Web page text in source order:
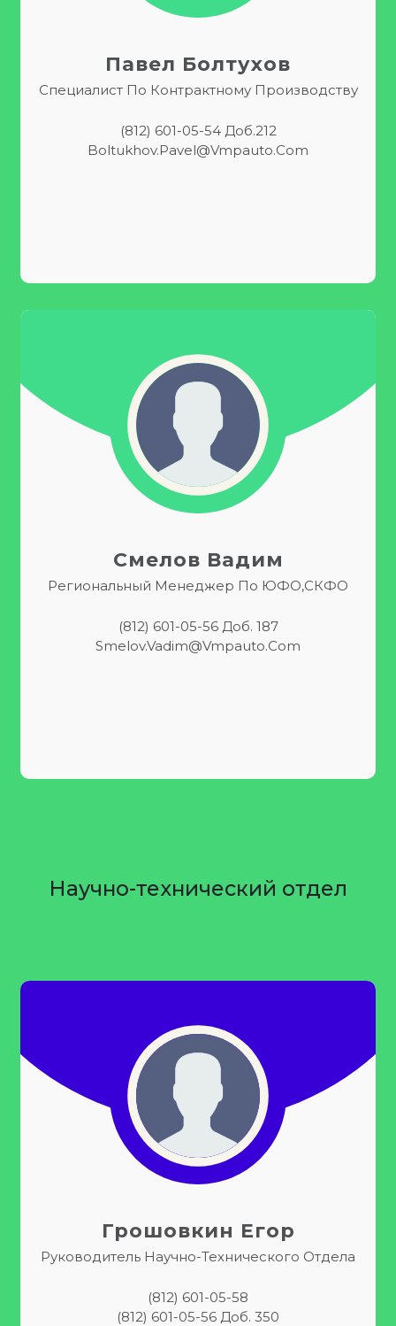
Павел Болтухов
Специалист По Контрактному Производству
(812) 601-05-54 Доб.212
Boltukhov.pavel@vmpauto.com
Смелов Вадим
Региональный Менеджер По ЮФО,СКФО
(812) 601-05-56 Доб. 187
Smelov.Vadim@vmpauto.com
Научно-технический отдел
Грошовкин Егор
Руководитель Научно-Технического Отдела
(812) 601-05-58
(812) 601-05-56 Доб. 350